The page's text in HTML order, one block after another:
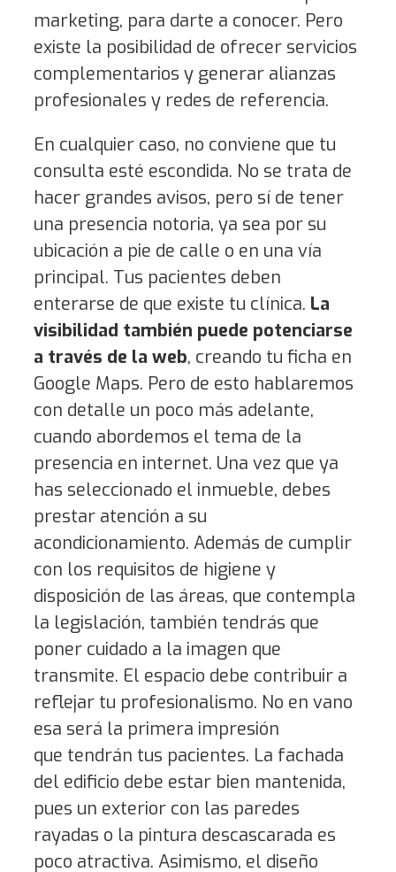
marketing, para darte a conocer. Pero
existe la posibilidad de ofrecer servicios
complementarios y generar alianzas
profesionales y redes de referencia.
En cualquier caso, no conviene que tu
consulta esté escondida. No se trata de
hacer grandes avisos, pero sí de tener
una presencia notoria, ya sea por su
ubicación a pie de calle o en una vía
principal. Tus pacientes deben
enterarse de que existe tu clínica. La
visibilidad también puede potenciarse
a través de la web, creando tu ficha en
Google Maps. Pero de esto hablaremos
con detalle un poco más adelante,
cuando abordemos el tema de la
presencia en internet. Una vez que ya
has seleccionado el inmueble, debes
prestar atención a su
acondicionamiento. Además de cumplir
con los requisitos de higiene y
disposición de las áreas, que contempla
la legislación, también tendrás que
poner cuidado a la imagen que
transmite. El espacio debe contribuir a
reflejar tu profesionalismo. No en vano
esa será la primera impresión
que tendrán tus pacientes. La fachada
del edificio debe estar bien mantenida,
pues un exterior con las paredes
rayadas o la pintura descascarada es
poco atractiva. Asimismo, el diseño